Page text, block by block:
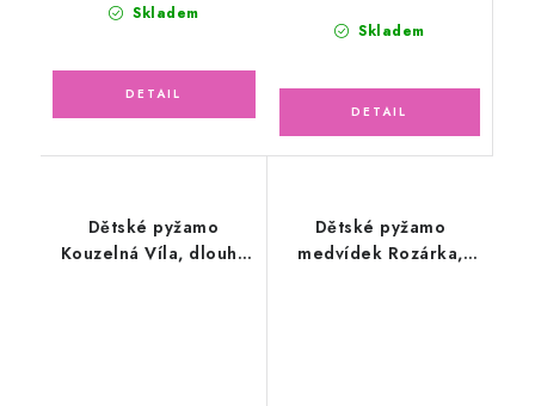
Skladem
Skladem
Dětské pyžamo
Kouzelná Víla, dlouhý
Dětské pyžamo
medvídek Rozárka,